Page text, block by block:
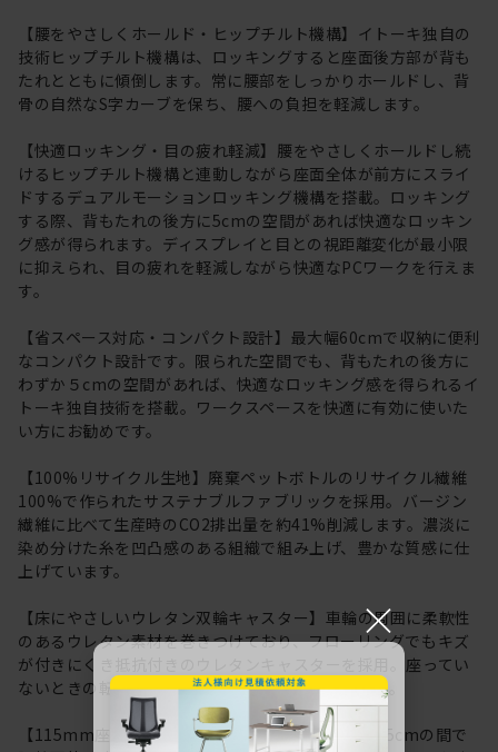
【腰をやさしくホールド・ヒップチルト機構】イトーキ独自の
技術ヒップチルト機構は、ロッキングすると座面後方部が背も
たれとともに傾倒します。常に腰部をしっかりホールドし、背
骨の自然なS字カーブを保ち、腰への負担を軽減します。
【快適ロッキング・目の疲れ軽減】腰をやさしくホールドし続
けるヒップチルト機構と連動しながら座面全体が前方にスライ
ドするデュアルモーションロッキング機構を搭載。ロッキング
する際、背もたれの後方に5cmの空間があれば快適なロッキン
グ感が得られます。ディスプレイと目との視距離変化が最小限
に抑えられ、目の疲れを軽減しながら快適なPCワークを行えま
す。
【省スペース対応・コンパクト設計】最大幅60cmで収納に便利
なコンパクト設計です。限られた空間でも、背もたれの後方に
わずか５cmの空間があれば、快適なロッキング感を得られるイ
トーキ独自技術を搭載。ワークスペースを快適に有効に使いた
い方にお勧めです。
【100%リサイクル生地】廃棄ペットボトルのリサイクル繊維
100%で作られたサステナブルファブリックを採用。バージン
繊維に比べて生産時のCO2排出量を約41%削減します。濃淡に
染め分けた糸を凹凸感のある組織で組み上げ、豊かな質感に仕
上げています。
【床にやさしいウレタン双輪キャスター】車輪の周囲に柔軟性
のあるウレタン素材を巻きつけており、フローリングでもキズ
が付きにくき抵抗付きのウレタンキャスターを採用。座ってい
ないときの転がりを防ぐ安全機能も採用しています。
【115mm座面上下昇降】座面高は約41.0cm～52.5cmの間で
×